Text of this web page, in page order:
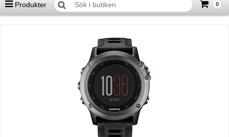
Produkter 0
TILL KASSAN
Biltillbehör och reservdelar - BDS
Suzuki - Utombordare
Suzumar - Gummibåtar